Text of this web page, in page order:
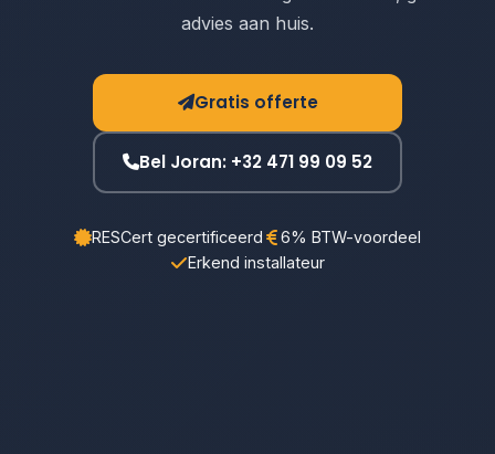
advies aan huis.
Gratis offerte
Bel Joran: +32 471 99 09 52
RESCert gecertificeerd
6% BTW-voordeel
Erkend installateur